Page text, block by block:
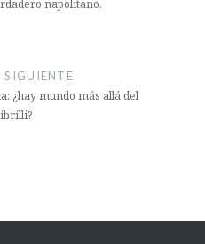
napolitano.
SIGUIENTE
¿hay mundo más allá del